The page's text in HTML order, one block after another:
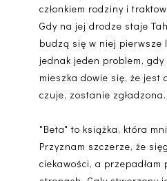
członkiem rodziny i
Gdy na jej drodze staje
budzą się w niej pierwsze
jednak jeden problem,
mieszka dowie się, że jest
czuje, zostanie
"Beta" to książka, która
Przyznam szczerze, że
ciekawości, a przepadłam